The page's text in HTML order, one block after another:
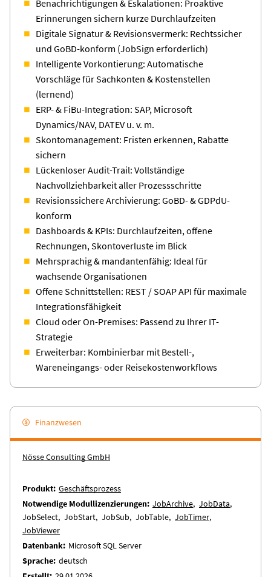
Benachrichtigungen & Eskalationen: Proaktive
Erinnerungen sichern kurze Durchlaufzeiten
Digitale Signatur & Revisionsvermerk: Rechtssicher
und GoBD-konform (JobSign erforderlich)
Intelligente Vorkontierung: Automatische
Vorschläge für Sachkonten & Kostenstellen
(lernend)
ERP- & FiBu-Integration: SAP, Microsoft
Dynamics/NAV, DATEV u. v. m.
Skontomanagement: Fristen erkennen, Rabatte
sichern
Lückenloser Audit-Trail: Vollständige
Nachvollziehbarkeit aller Prozessschritte
Revisionssichere Archivierung: GoBD- & GDPdU-
konform
Dashboards & KPIs: Durchlaufzeiten, offene
Rechnungen, Skontoverluste im Blick
Mehrsprachig & mandantenfähig: Ideal für
wachsende Organisationen
Offene Schnittstellen: REST / SOAP API für maximale
Integrationsfähigkeit
Cloud oder On-Premises: Passend zu Ihrer IT-
Strategie
Erweiterbar: Kombinierbar mit Bestell-,
Wareneingangs- oder Reisekostenworkflows
Finanzwesen
Nösse Consulting GmbH
Produkt Geschäftsprozess
Notwendige Modullizenzierungen JobArchive JobData
JobSelect JobStart JobSub JobTable JobTimer
JobViewer
Datenbank Microsoft SQL Server
Sprache deutsch